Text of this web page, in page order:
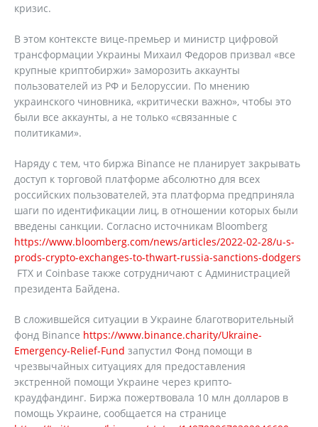
кризис.
В этом контексте вице-премьер и министр цифровой
трансформации Украины Михаил Федоров призвал «все
крупные криптобиржи» заморозить аккаунты
пользователей из РФ и Белоруссии. По мнению
украинского чиновника, «критически важно», чтобы это
были все аккаунты, а не только «связанные с
политиками».
Наряду с тем, что биржа Binance не планирует закрывать
доступ к торговой платформе абсолютно для всех
российских пользователей, эта платформа предприняла
шаги по идентификации лиц, в отношении которых были
введены санкции. Согласно источникам Bloomberg
https://www.bloomberg.com/news/articles/2022-02-28/u-s-
prods-crypto-exchanges-to-thwart-russia-sanctions-dodgers
FTX и Coinbase также сотрудничают с Администрацией
президента Байдена.
В сложившейся ситуации в Украине благотворительный
фонд Binance https://www.binance.charity/Ukraine-
Emergency-Relief-Fund запустил Фонд помощи в
чрезвычайных ситуациях для предоставления
экстренной помощи Украине через крипто-
краудфандинг. Биржа пожертвовала 10 млн долларов в
помощь Украине, сообщается на странице